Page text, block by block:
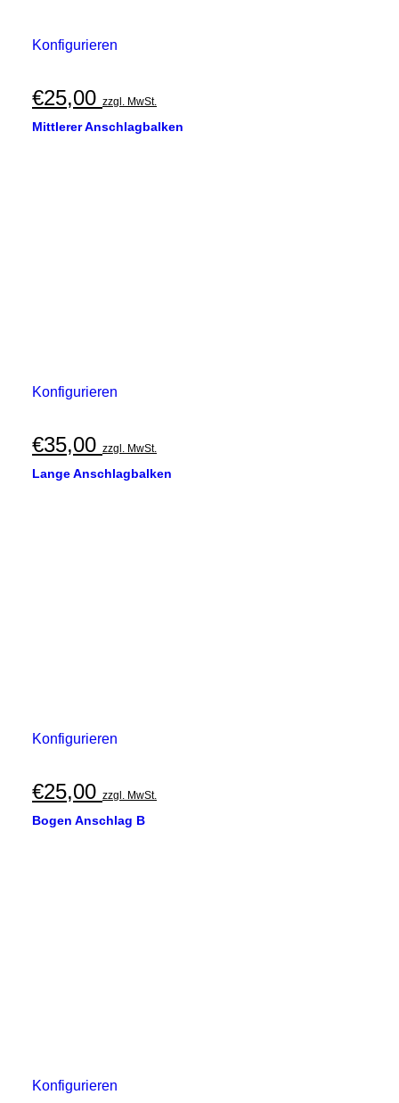
Konfigurieren
€25,00 zzgl. MwSt.
Mittlerer Anschlagbalken
Konfigurieren
€35,00 zzgl. MwSt.
Lange Anschlagbalken
Konfigurieren
€25,00 zzgl. MwSt.
Bogen Anschlag B
Konfigurieren